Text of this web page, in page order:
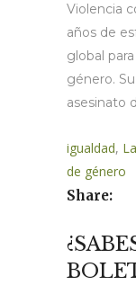
Violencia
años de
global
género.
asesinato
igualdad,
de género
Share: